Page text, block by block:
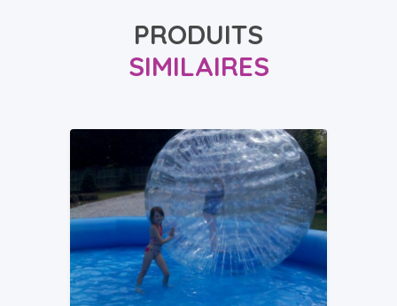
PRODUITS
SIMILAIRES